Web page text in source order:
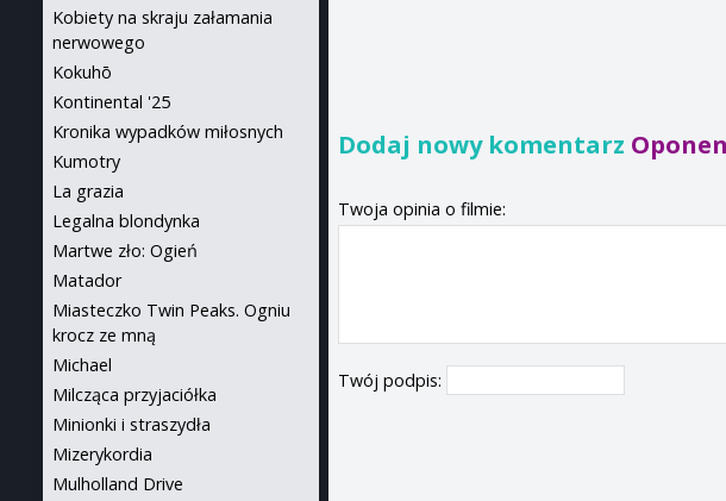
Dodaj nowy komentarz
Twoja opinia o filmie:
Twój podpis:
Kobiety na skraju załamania
nerwowego
Kokuhō
Kontinental '25
Kronika wypadków miłosnych
Kumotry
La grazia
Legalna blondynka
Martwe zło: Ogień
Matador
Miasteczko Twin Peaks. Ogniu
krocz ze mną
Michael
Milcząca przyjaciółka
Minionki i straszydła
Mizerykordia
Mulholland Drive